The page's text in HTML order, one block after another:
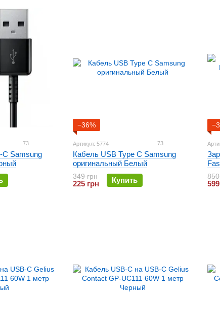
73
C Samsung
−36%
Артикул: 5774 73
Кабель USB Type C Samsung
оригинальный Белый
349 грн
225 грн Купить